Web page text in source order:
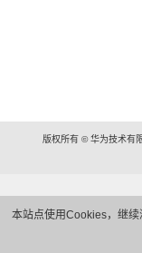
本站点使用Cookies，继
版权所有 © 华为技术有